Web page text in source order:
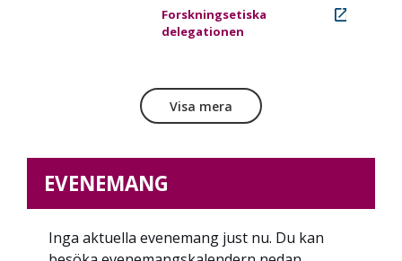
Forskningsetiska
delegationen
Visa mera
EVENEMANG
Inga aktuella evenemang just nu. Du kan